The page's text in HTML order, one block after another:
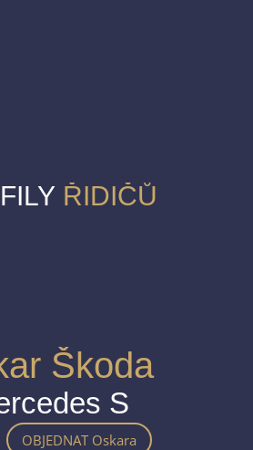
ŘIDIČŮ
Škoda
S
OBJEDNAT Oskara